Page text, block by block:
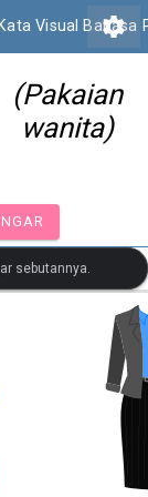
Visual Bahasa
settings
(Pakaian
wanita)
sebutannya.